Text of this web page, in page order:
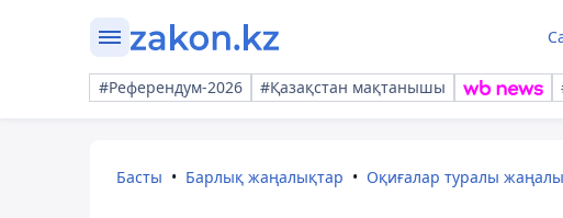
#Референдум-2026 #Қазақстан мақтанышы
Басты Барлық жаңалықтар Оқиғалар туралы